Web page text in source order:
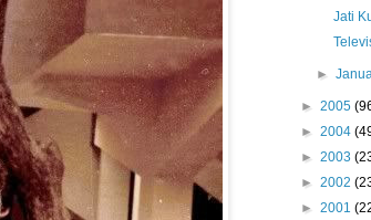
Jati
►
► 2005
► 2004
► 2003
► 2002
► 2001